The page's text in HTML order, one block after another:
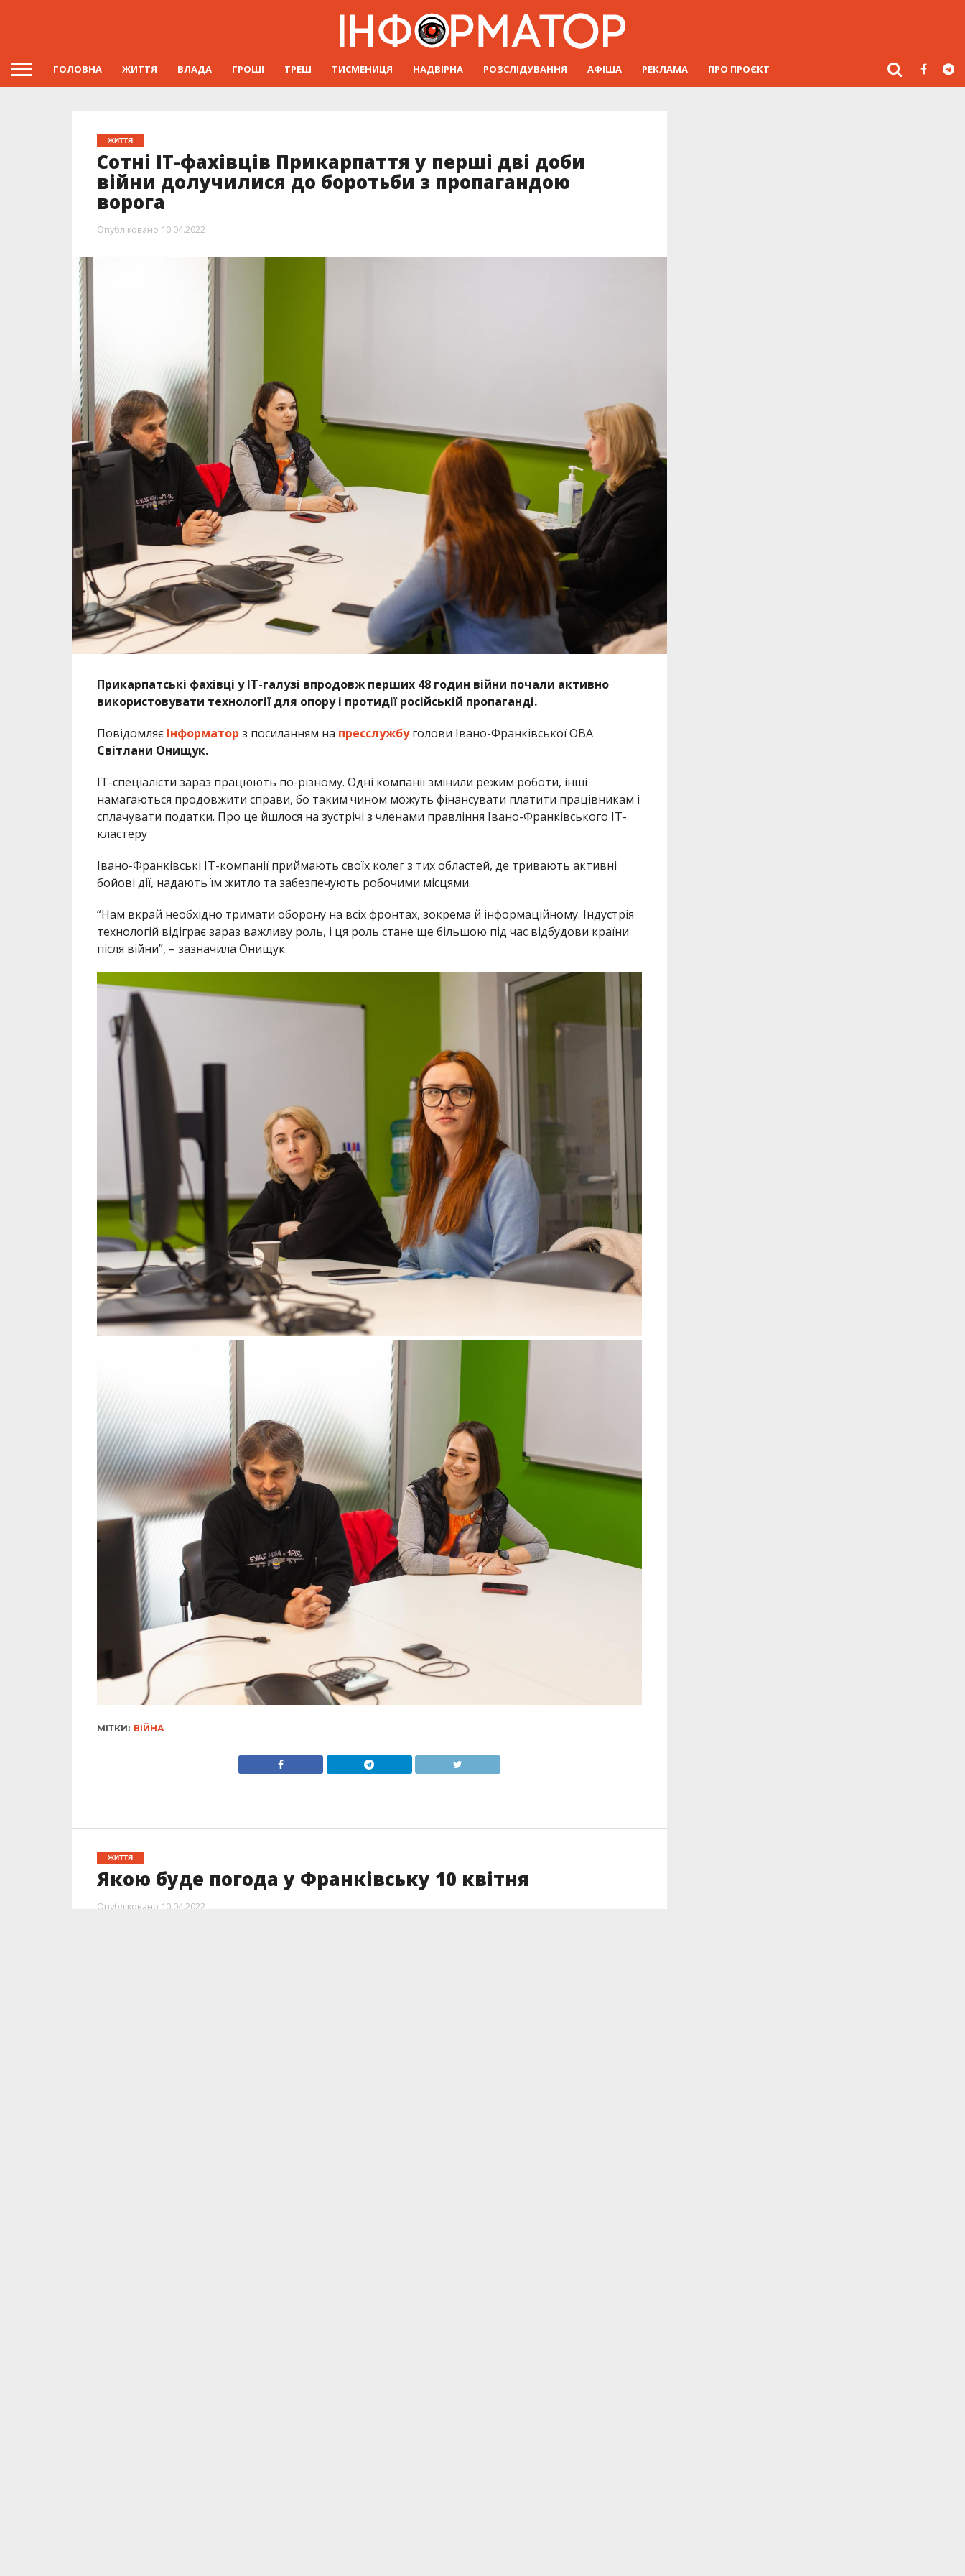
ГОЛОВНА ЖИТТЯ ВЛАДА ГРОШІ ТРЕШ ТИСМЕНИЦЯ НАДВІРНА РОЗСЛІДУВАННЯ АФІША РЕКЛАМА ПРО ПРОЄКТ
ЖИТТЯ
Сотні IT-фахівців Прикарпаття у перші дві доби
війни долучилися до боротьби з пропагандою
ворога
Опубліковано 10.04.2022
Прикарпатські фахівці у ІТ-галузі впродовж перших 48 годин війни почали активно
використовувати технології для опору і протидії російській пропаганді.
Повідомляє Інформатор з посиланням на пресслужбуголови Івано-Франківської ОВА
Світлани Онищук.
ІТ-спеціалісти зараз працюють по-різному. Одні компанії змінили режим роботи, інші
намагаються продовжити справи, бо таким чином можуть фінансувати платити працівникам і
сплачувати податки. Про це йшлося на зустрічі з членами правління Івано-Франківського ІТ-
кластеру
Івано-Франківські ІТ-компанії приймають своїх колег з тих областей, де тривають активні
бойові дії, надають їм житло та забезпечують робочими місцями.
“Нам вкрай необхідно тримати оборону на всіх фронтах, зокрема й інформаційному. Індустрія
технологій відіграє зараз важливу роль, і ця роль стане ще більшою під час відбудови країни
після війни”, – зазначила Онищук.
МІТКИ: ВІЙНА
ЖИТТЯ
Якою буде погода у Франківську 10 квітня
Опубліковано 10.04.2022